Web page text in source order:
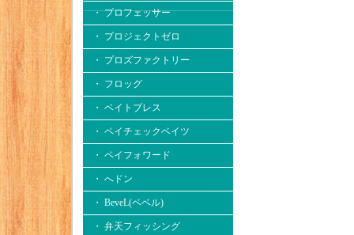
・ プロフェッサー
・ プロジェクトゼロ
・ プロズファクトリー
・ フロッグ
・ ベイトブレス
・ ペイチェックベイツ
・ ペイフォワード
・ へドン
・ BeveL(ベベル)
・ 弁天フィッシング